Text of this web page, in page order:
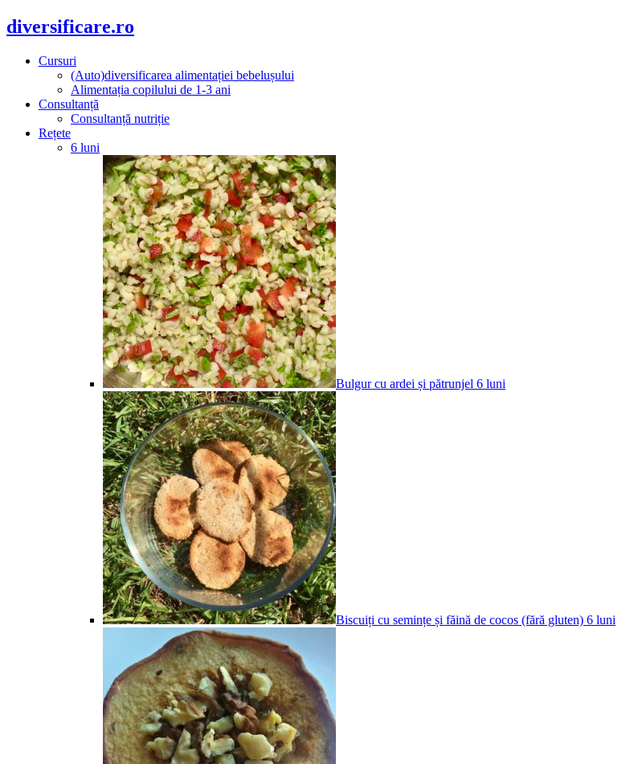
diversificare.ro
Cursuri
(Auto)diversificarea alimentației bebelușului
Alimentația copilului de 1-3 ani
Consultanță
Consultanță nutriție
Rețete
6 luni
Bulgur cu ardei și pătrunjel 6 luni
Biscuiți cu semințe și făină de cocos (fără gluten) 6 luni